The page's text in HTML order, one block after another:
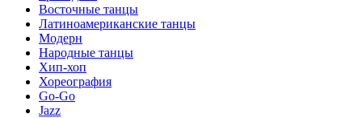
Восточные танцы
Латиноамериканские танцы
Модерн
Народные танцы
Хип-хоп
Хореография
Go-Go
Jazz